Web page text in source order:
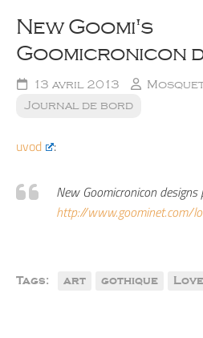
New Goomi's
Goomicronicon
13 avril 2013
Journal de bord
uvod :
New Goomicronicon designs
http://www.goominet.com/
Tags: art gothique